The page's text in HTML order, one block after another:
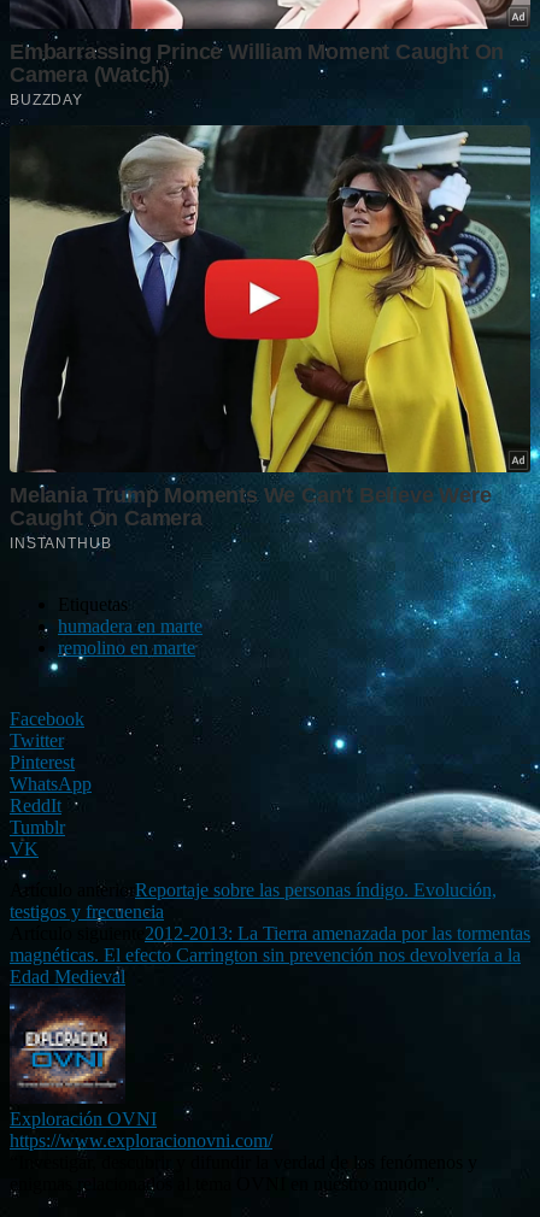
Etiquetas
humadera en marte
remolino en marte
Facebook
Twitter
Pinterest
WhatsApp
ReddIt
Tumblr
VK
Artículo anteriorReportaje sobre las personas índigo. Evolución,
testigos y frecuencia
Artículo siguiente 2012-2013: La Tierra amenazada por las tormentas
magnéticas. El efecto Carrington sin prevención nos devolvería a la
Edad Medieval
Exploración OVNI
https://www.exploracionovni.com/
“Investigar, descubrir y difundir la verdad de los fenómenos y
enigmas relacionados al tema OVNI en nuestro mundo".